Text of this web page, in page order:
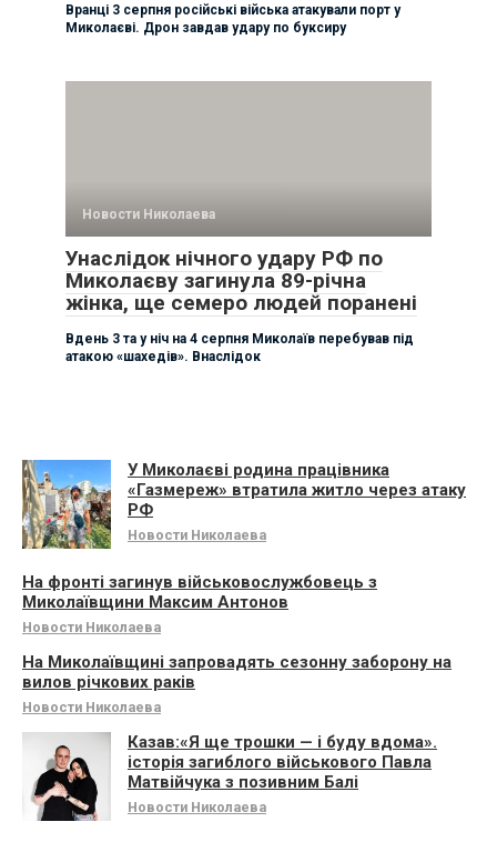
Вранці 3 серпня російські війська атакували порт у
Миколаєві. Дрон завдав удару по буксиру
Новости Николаева
Унаслідок нічного удару РФ по
Миколаєву загинула 89-річна
жінка, ще семеро людей поранені
Вдень 3 та у ніч на 4 серпня Миколаїв перебував під
атакою «шахедів». Внаслідок
У Миколаєві родина працівника
«Газмереж» втратила житло через атаку
РФ
Новости Николаева
На фронті загинув військовослужбовець з
Миколаївщини Максим Антонов
Новости Николаева
На Миколаївщині запровадять сезонну заборону на
вилов річкових раків
Новости Николаева
Казав:«Я ще трошки — і буду вдома».
історія загиблого військового Павла
Матвійчука з позивним Балі
Новости Николаева